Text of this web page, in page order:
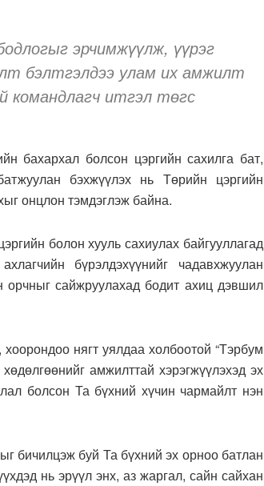
эрчимжүүлж, үүрэг
бэлтгэлдээ улам их амжилт
командлагч итгэл төгс
бахархал болсон цэргийн сахилга бат,
бэхжүүлэх нь Төрийн цэргийн
онцлон тэмдэглэж байна.
болон хууль сахиулах байгууллагад
бүрэлдэхүүнийг чадавхжуулан
орчныг сайжруулахад бодит ахиц дэвшил
нягт уялдаа холбоотой “Тэрбум
амжилттай хэрэгжүүлэхэд эх
болсон Та бүхний хүчин чармайлт нэн
бичилцэж буй Та бүхний эх орноо батлан
нь эрүүл энх, аз жаргал, сайн сайхан